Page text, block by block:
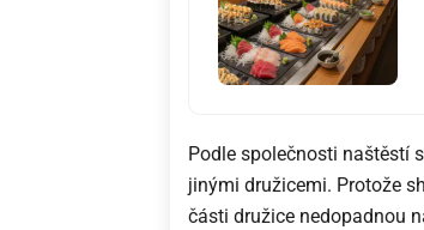
Podle společnosti naštěstí
jinými družicemi. Protože
části družice nedopadnou